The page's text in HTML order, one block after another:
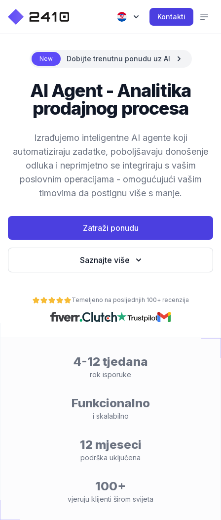
Kontakti
New Dobijte trenutnu ponudu uz AI
AI Agent - Analitika
prodajnog procesa
Izrađujemo inteligentne AI agente koji
automatiziraju zadatke, poboljšavaju donošenje
odluka i neprimjetno se integriraju s vašim
poslovnim operacijama - omogućujući vašim
timovima da postignu više s manje.
Zatraži ponudu
Saznajte više
Temeljeno na posljednjih 100+ recenzija
4-12 tjedana
rok isporuke
Funkcionalno
i skalabilno
12 mjeseci
podrška uključena
100+
vjeruju klijenti širom svijeta